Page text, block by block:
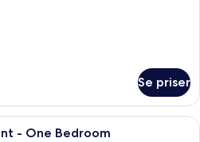
Se priser
En moderne stue med et
- One Bedroom